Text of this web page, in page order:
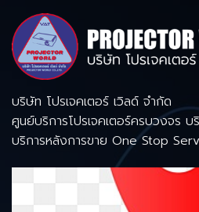
บริษัท โปรเจคเตอร์ เวิลด์ จำกัด
ศูนย์บริการโปรเจคเตอร์ครบวงจร
บริการหลังการขาย One Stop